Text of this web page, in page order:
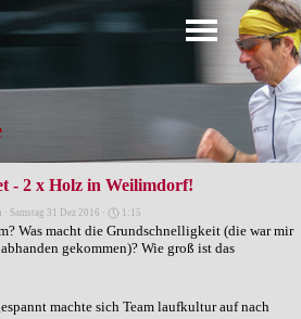
Menü überspringen
- 2 x Holz in Weilimdorf!
· Samstag 31 Dez 2016 · 1:15
Was macht die Grundschnelligkeit (die war mir
gekommen)? Wie groß ist das
machte sich Team laufkultur auf nach